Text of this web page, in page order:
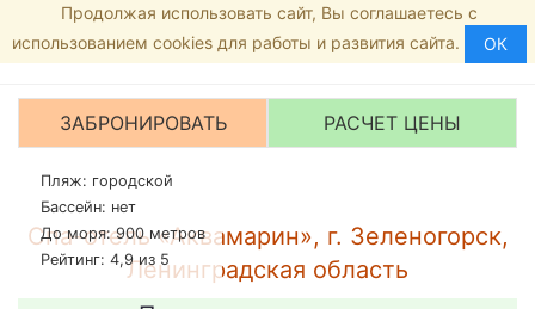
8 (800) 444-19-02 МЕНЮ
Рейтинг:5/5 -1голосов
Главная страница
СПА-отели в
ЗАБРОНИРОВАТЬ РАСЧЕТ ЦЕНЫ
Пляж: городской
Бассейн: нет
До моря: 900 метров
Рейтинг: 4,9 из 5
Спа-отель «Аквамарин», г. Зеленогорск,
Ленинградская область
Продолжая использовать сайт, Вы соглашаетесь с
использованием cookies для работы и развития сайта.
ОК